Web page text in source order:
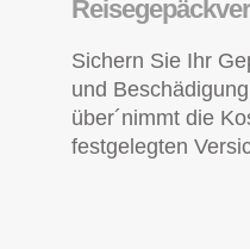
Sichern Sie Ihr
und
über´nimmt die
festgelegten